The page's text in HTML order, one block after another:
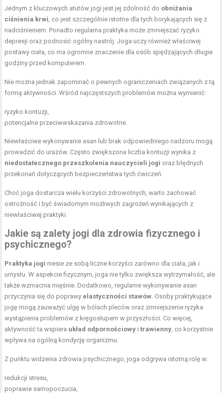
Jednym z kluczowych atutów jogi jest jej zdolność do obniżania
ciśnienia krwi , co jest szczególnie istotne dla tych borykających się z
nadciśnieniem. Ponadto regularna praktyka może zmniejszać ryzyko
depresji oraz podnosić ogólny nastrój. Joga uczy również właściwej
postawy ciała, co ma ogromne znaczenie dla osób spędzających długie
godziny przed komputerem.
Nie można jednak zapominać o pewnych ograniczeniach związanych z tą
formą aktywności. Wśród najczęstszych problemów można wymienić:
ryzyko kontuzji,
potencjalne przeciwwskazania zdrowotne.
Niewłaściwe wykonywanie asan lub brak odpowiedniego nadzoru mogą
prowadzić do urazów. Często zwiększona liczba kontuzji wynika z
niedostatecznego przeszkolenia nauczycieli jogi oraz błędnych
przekonań dotyczących bezpieczeństwa tych ćwiczeń.
Choć joga dostarcza wielu korzyści zdrowotnych, warto zachować
ostrożność i być świadomym możliwych zagrożeń wynikających z
niewłaściwej praktyki.
Jakie są zalety jogi dla zdrowia fizycznego i
psychicznego?
Praktyka jogi niesie ze sobą liczne korzyści zarówno dla ciała, jak i
umysłu. W aspekcie fizycznym, joga nie tylko zwiększa wytrzymałość, ale
także wzmacnia mięśnie. Dodatkowo, regularne wykonywanie asan
przyczynia się do poprawy elastyczności stawów . Osoby praktykujące
jogę mogą zauważyć ulgę w bólach pleców oraz zmniejszenie ryzyka
wystąpienia problemów z kręgosłupem w przyszłości. Co więcej,
aktywność ta wspiera układ odpornościowy itrawienny , co korzystnie
wpływa na ogólną kondycję organizmu.
Z punktu widzenia zdrowia psychicznego, joga odgrywa istotną rolę w:
redukcji stresu,
poprawie samopoczucia,